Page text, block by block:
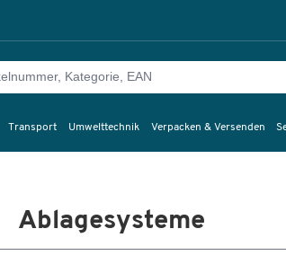
Transport Umwelttechnik Verpacken & Versenden
Ablagesysteme